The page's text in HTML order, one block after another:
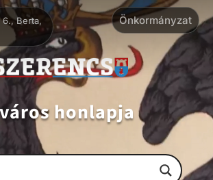
Önkormányzat
honlapja
Berta,